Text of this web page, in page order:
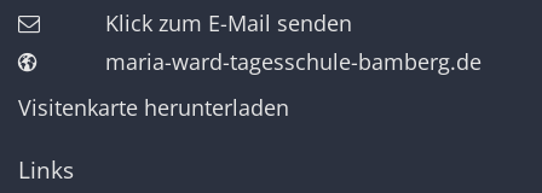
Klick zum E-Mail senden
maria-ward-tagesschule-bamberg.de
Visitenkarte herunterladen
Links